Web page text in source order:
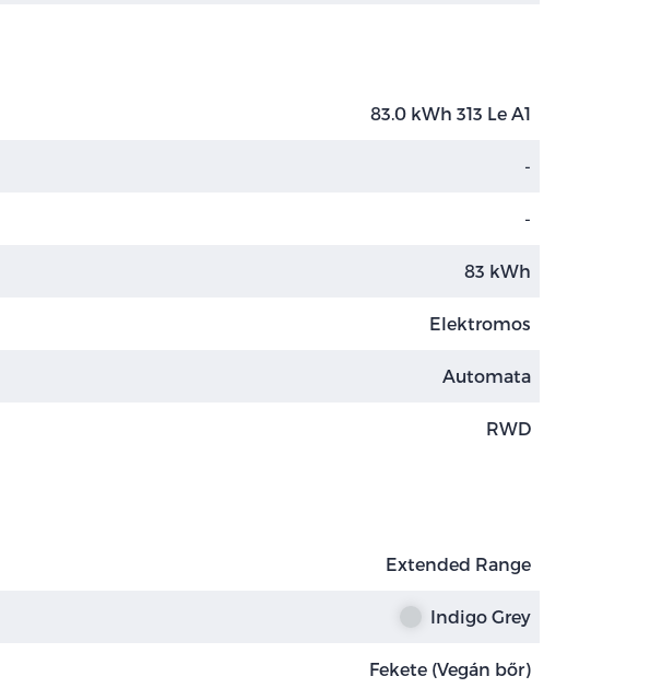
83.0 kWh 313 Le A1
-
-
83 kWh
Elektromos
Automata
RWD
Extended Range
Indigo Grey
Fekete (Vegán bőr)